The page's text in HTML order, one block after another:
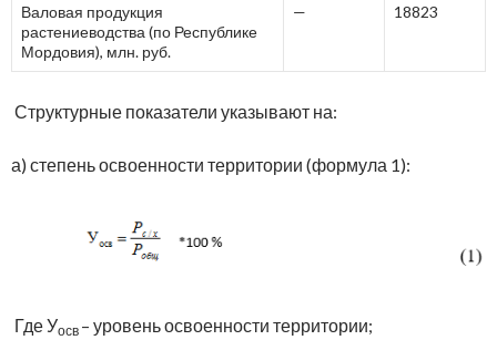
Валовая продукция
растениеводства (по Республике
Мордовия), млн. руб.
— 18823
Структурные показатели указывают на:
а) степень освоенности территории (формула 1):
Где Уосв – уровень освоенности территории;